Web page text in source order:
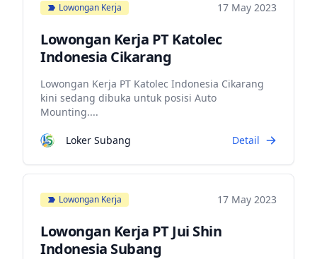
Lowongan Kerja 17 May 2023
Lowongan Kerja PT Katolec
Indonesia Cikarang
Lowongan Kerja PT Katolec Indonesia Cikarang
kini sedang dibuka untuk posisi Auto
Mounting....
Loker Subang Detail
Lowongan Kerja 17 May 2023
Lowongan Kerja PT Jui Shin
Indonesia Subang